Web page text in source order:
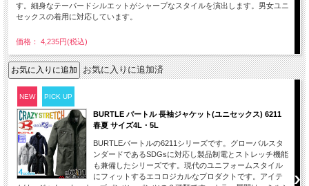
す。細身なテーパードシルエットがシャープなスタイルを演出します。男女ユニ
セックスの着用に対応しています。
価格： 4,235円(税込)
お気に入りに追加済
NEW PICK UP
BURTLE バートル 長袖ジャケット(ユニセックス) 6211
春夏 サイズ4L・5L
BURTLEバートルの6211シリーズです。グローバルスタ
ンダードであるSDGsに対応し製品制電とストレッチ機能
も兼備したシリーズです。現代のユニフォームスタイル
にフィットするエコロジカルなプロダクトです。アイテ